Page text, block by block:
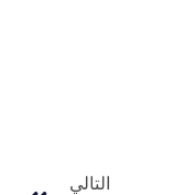
التالي